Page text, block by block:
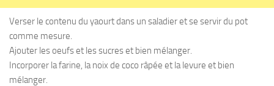
Verser le contenu du yaourt dans un saladier et se servir du pot
comme mesure.
Ajouter les oeufs et les sucres et bien mélanger.
Incorporer la farine, la noix de coco râpée et la levure et bien
mélanger.